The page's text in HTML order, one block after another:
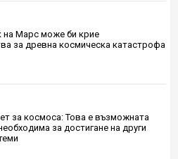
на Марс може би крие
за древна космическа катастрофа
за космоса: Това е възможната
за достигане на други